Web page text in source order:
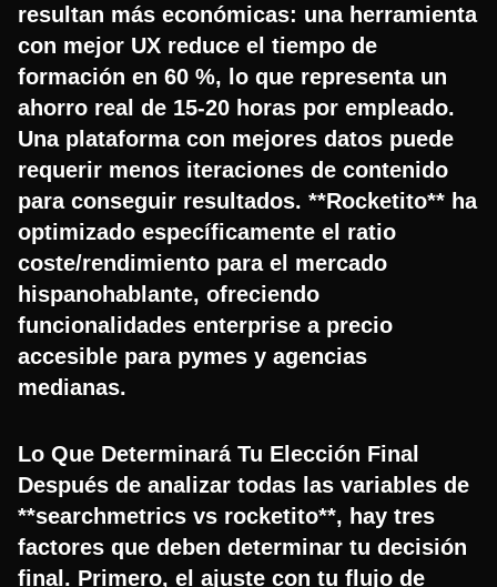
resultan más económicas: una herramienta
con mejor UX reduce el tiempo de
formación en 60 %, lo que representa un
ahorro real de 15-20 horas por empleado.
Una plataforma con mejores datos puede
requerir menos iteraciones de contenido
para conseguir resultados. **Rocketito** ha
optimizado específicamente el ratio
coste/rendimiento para el mercado
hispanohablante, ofreciendo
funcionalidades enterprise a precio
accesible para pymes y agencias
medianas.
Lo Que Determinará Tu Elección Final
Después de analizar todas las variables de
**searchmetrics vs rocketito**, hay tres
factores que deben determinar tu decisión
final. Primero, el ajuste con tu flujo de